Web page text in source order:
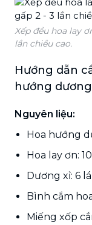
Xếp đều hoa lay
lần chiều cao.
Hướng dẫn
hướng dương
Nguyên liệu:
Hoa hướng
Hoa lay ơn:
Dương xỉ: 6 lá
Bình cắm
Miếng xốp